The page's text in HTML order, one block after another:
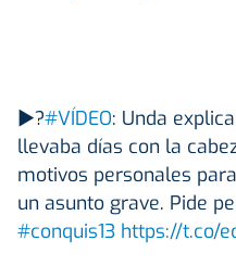
▶?#VÍDEO: Unda
llevaba días con la
motivos personales
un asunto grave. Pide
#conquis13 https://t.co/